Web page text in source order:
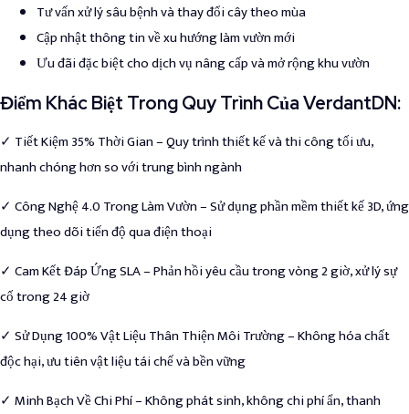
Tư vấn xử lý sâu bệnh và thay đổi cây theo mùa
Cập nhật thông tin về xu hướng làm vườn mới
Ưu đãi đặc biệt cho dịch vụ nâng cấp và mở rộng khu vườn
Điểm Khác Biệt Trong Quy Trình Của VerdantDN:
✓ Tiết Kiệm 35% Thời Gian – Quy trình thiết kế và thi công tối ưu,
nhanh chóng hơn so với trung bình ngành
✓ Công Nghệ 4.0 Trong Làm Vườn – Sử dụng phần mềm thiết kế 3D, ứng
dụng theo dõi tiến độ qua điện thoại
✓ Cam Kết Đáp Ứng SLA – Phản hồi yêu cầu trong vòng 2 giờ, xử lý sự
cố trong 24 giờ
✓ Sử Dụng 100% Vật Liệu Thân Thiện Môi Trường – Không hóa chất
độc hại, ưu tiên vật liệu tái chế và bền vững
✓ Minh Bạch Về Chi Phí – Không phát sinh, không chi phí ẩn, thanh